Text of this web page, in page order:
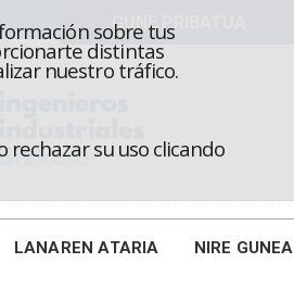
sobre tus
distintas
nuestro tráfico.
rechazar su uso clicando
LANAREN ATARIA NIRE GUNEA